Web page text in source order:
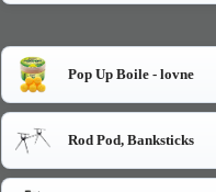
Pop Up Boile - lovne
Rod Pod, Banksticks